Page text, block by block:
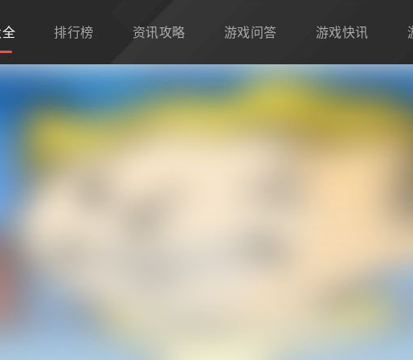
排行榜 资讯攻略 游戏问答 游戏快讯